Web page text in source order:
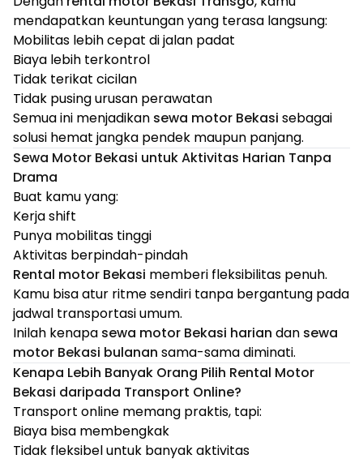
mendapatkan keuntungan yang terasa langsung:
Mobilitas lebih cepat di jalan padat
Biaya lebih terkontrol
Tidak terikat cicilan
Tidak pusing urusan perawatan
Semua ini menjadikan sewa motor Bekasi sebagai
solusi hemat jangka pendek maupun panjang.
Sewa Motor Bekasi untuk Aktivitas Harian Tanpa
Drama
Buat kamu yang:
Kerja shift
Punya mobilitas tinggi
Aktivitas berpindah-pindah
Rental motor Bekasi memberi fleksibilitas penuh.
Kamu bisa atur ritme sendiri tanpa bergantung pada
jadwal transportasi umum.
Inilah kenapa sewa motor Bekasi harian dan sewa
motor Bekasi bulanan sama-sama diminati.
Kenapa Lebih Banyak Orang Pilih Rental Motor
Bekasi daripada Transport Online?
Transport online memang praktis, tapi:
Biaya bisa membengkak
Tidak fleksibel untuk banyak aktivitas